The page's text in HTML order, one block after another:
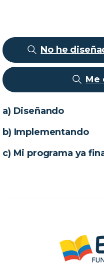
No he
Me
a) Diseñando
b) Implementando
c) Mi programa ya